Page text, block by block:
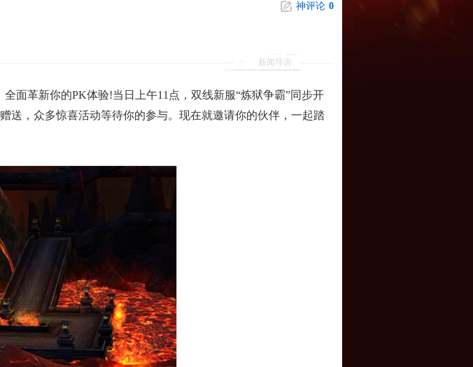
神评论 0
新闻导语
革新你的PK体验!当日上午11点，双线新服“炼狱争霸”同步开
送，众多惊喜活动等待你的参与。现在就邀请你的伙伴，一起踏